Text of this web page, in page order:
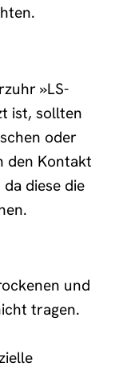
»LS-
ist, sollten
oder
den Kontakt
diese die
und
tragen.